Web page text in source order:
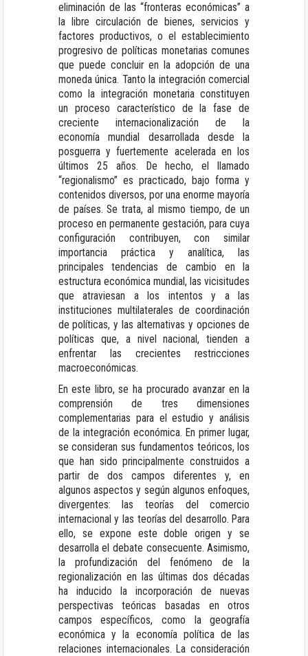
eliminación de las “fronteras económicas” a
la libre circulación de bienes, servicios y
factores productivos, o el establecimiento
progresivo de políticas monetarias comunes
que puede concluir en la adopción de una
moneda única. Tanto la integración comercial
como la integración monetaria constituyen
un proceso característico de la fase de
creciente internacionalización de la
economía mundial desarrollada desde la
posguerra y fuertemente acelerada en los
últimos 25 años. De hecho, el llamado
“regionalismo” es practicado, bajo forma y
contenidos diversos, por una enorme mayoría
de países. Se trata, al mismo tiempo, de un
proceso en permanente gestación, para cuya
configuración contribuyen, con similar
importancia práctica y analítica, las
principales tendencias de cambio en la
estructura económica mundial, las vicisitudes
que atraviesan a los intentos y a las
instituciones multilaterales de coordinación
de políticas, y las alternativas y opciones de
políticas que, a nivel nacional, tienden a
enfrentar las crecientes restricciones
macroeconómicas.
En este libro, se ha procurado avanzar en la
comprensión de tres dimensiones
complementarias para el estudio y análisis
de la integración económica. En primer lugar,
se consideran sus fundamentos teóricos, los
que han sido principalmente construidos a
partir de dos campos diferentes y, en
algunos aspectos y según algunos enfoques,
divergentes: las teorías del comercio
internacional y las teorías del desarrollo. Para
ello, se expone este doble origen y se
desarrolla el debate consecuente. Asimismo,
la profundización del fenómeno de la
regionalización en las últimas dos décadas
ha inducido la incorporación de nuevas
perspectivas teóricas basadas en otros
campos específicos, como la geografía
económica y la economía política de las
relaciones internacionales. La consideración